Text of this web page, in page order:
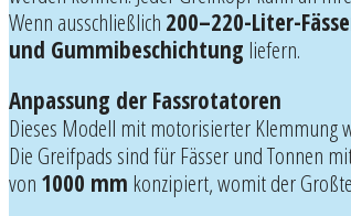
Wenn ausschließlich 200–220-Liter-
und Gummibeschichtung liefern.
Anpassung der Fassrotatoren
Dieses Modell mit motorisierter Klemmung
Die Greifpads sind für Fässer und Tonnen
von 1000 mm konzipiert, womit der